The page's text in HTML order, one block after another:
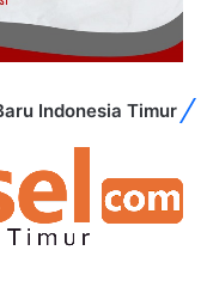
Indonesia Timur